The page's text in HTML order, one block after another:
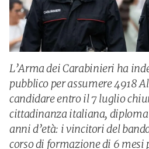
L’Arma dei Carabinieri ha
pubblico per assumere 4918
candidare entro il 7 luglio
cittadinanza italiana, diploma
anni d’età: i vincitori del
corso di formazione di 6 mesi